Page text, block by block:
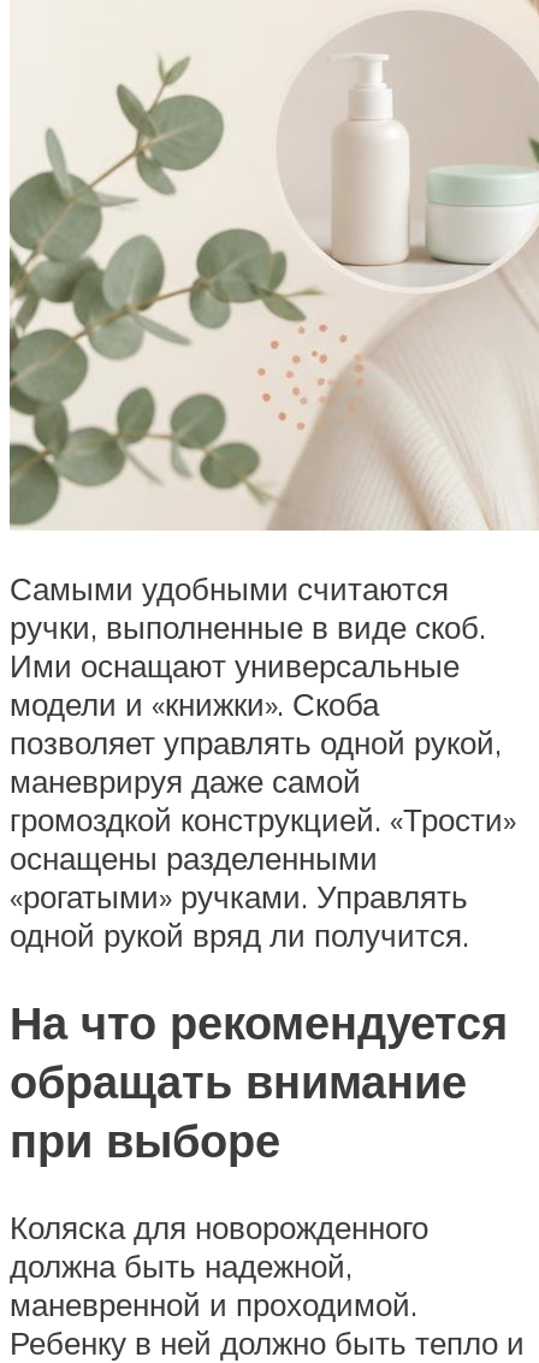
Самыми удобными считаются
ручки, выполненные в виде скоб.
Ими оснащают универсальные
модели и «книжки». Скоба
позволяет управлять одной рукой,
маневрируя даже самой
громоздкой конструкцией. «Трости»
оснащены разделенными
«рогатыми» ручками. Управлять
одной рукой вряд ли получится.
На что рекомендуется
обращать внимание
при выборе
Коляска для новорожденного
должна быть надежной,
маневренной и проходимой.
Ребенку в ней должно быть тепло и